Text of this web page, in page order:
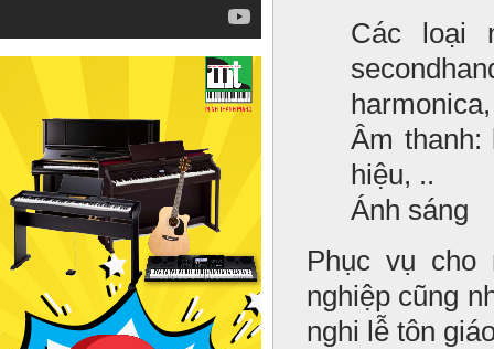
Các loại
Âm
hiệu, ..
Ánh sáng
Phục vụ cho
nghiệp cũng
nghi lễ tôn